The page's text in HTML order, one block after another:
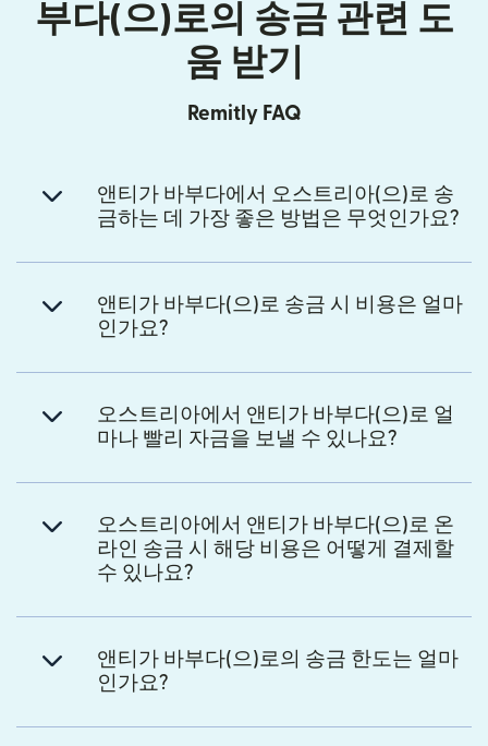
부다(으)로의 송금 관련 도
움 받기
Remitly FAQ
앤티가 바부다에서 오스트리아(으)로 송
금하는 데 가장 좋은 방법은 무엇인가요?
앤티가 바부다(으)로 송금 시 비용은 얼마
인가요?
오스트리아에서 앤티가 바부다(으)로 얼
마나 빨리 자금을 보낼 수 있나요?
오스트리아에서 앤티가 바부다(으)로 온
라인 송금 시 해당 비용은 어떻게 결제할
수 있나요?
앤티가 바부다(으)로의 송금 한도는 얼마
인가요?